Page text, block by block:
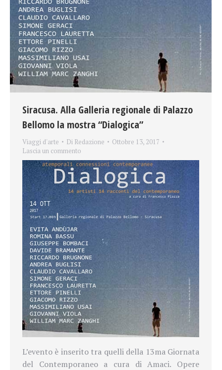
Siracusa. Alla Galleria regionale di Palazzo
Bellomo la mostra “Dialogica”
Viaggi d'arte Di Redazione
Ottobre 13, 2017
Lascia un commento
L’evento è inserito tra quelli della 13ma Giornata
del Contemporaneo a cura di Amaci. Opere